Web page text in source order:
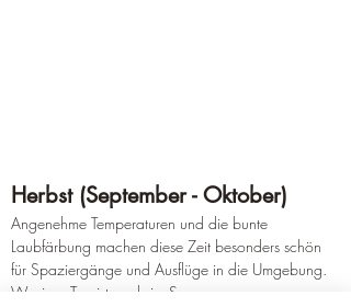
Herbst (September - Oktober)
Angenehme Temperaturen und die bunte
Laubfärbung machen diese Zeit besonders schön
für Spaziergänge und Ausflüge in die Umgebung.
Weniger Touristen als im Sommer.